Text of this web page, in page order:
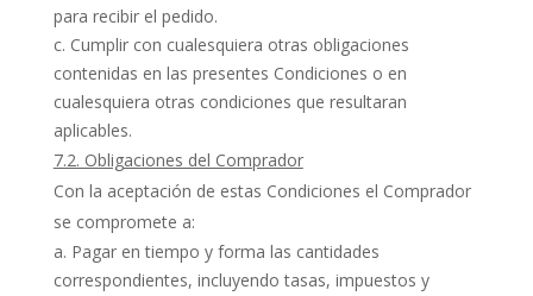
para recibir el pedido.
Cumplir con cualesquiera otras obligaciones
contenidas en las presentes Condiciones o en
cualesquiera otras condiciones que resultaran
aplicables.
7.2. Obligaciones del Comprador
Con la aceptación de estas Condiciones el Comprador
se compromete a:
Pagar en tiempo y forma las cantidades
correspondientes, incluyendo tasas, impuestos y